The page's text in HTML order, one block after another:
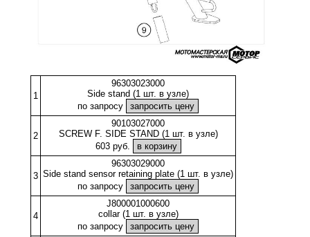
1
96303023000
Side stand (1 шт. в узле)
по запросу
2
90103027000
SCREW F. SIDE STAND (1 шт. в узле)
603 руб.
3
96303029000
Side stand sensor retaining plate (1 шт. в узле)
по запросу
4
J800001000600
collar (1 шт. в узле)
по запросу